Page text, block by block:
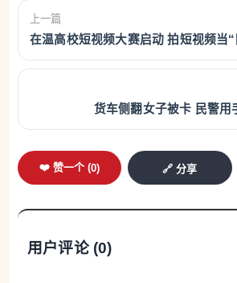
金融支持力度在加大，银行机构依
收款码交易数据等多维信息快速授
微经营主体的资金需求。5月单月
款增加6.15亿元。此外，随着个人
政策的落地，以及温州辖内银行机
月增加1.91亿元。不过个人中长期
减少5.70亿元，市区一国有银行相
住房按揭贷款需求还待复苏。
企业端同样呈现出结构变化。5
上一篇
在温高校短视频大赛启动 拍短视频当
货车侧翻女子被卡 民警用
❤️ 赞一个 (0) 🔗 分享
用户评论 (0)